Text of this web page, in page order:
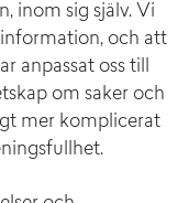
inom sig själv. Vi
och att
anpassat oss till
om saker och
mer komplicerat